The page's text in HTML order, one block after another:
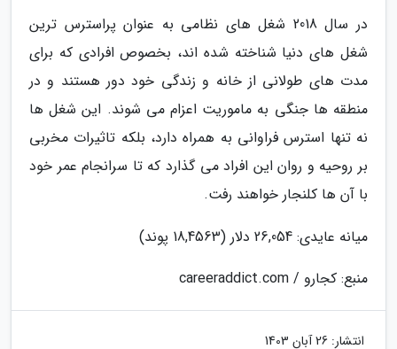
در سال 2018 شغل های نظامی به عنوان پراسترس ترین
شغل های دنیا شناخته شده اند، بخصوص افرادی که برای
مدت های طولانی از خانه و زندگی خود دور هستند و در
منطقه ها جنگی به ماموریت اعزام می شوند. این شغل ها
نه تنها استرس فراوانی به همراه دارد، بلکه تاثیرات مخربی
بر روحیه و روان این افراد می گذارد که تا سرانجام عمر خود
با آن ها کلنجار خواهند رفت.
میانه عایدی: 26,054 دلار (18,4563 پوند)
منبع: کجارو / careeraddict.com
انتشار: 26 آبان 1403